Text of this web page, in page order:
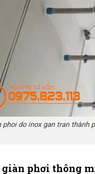
phoi do inox gan tran thành
giàn phơi thông